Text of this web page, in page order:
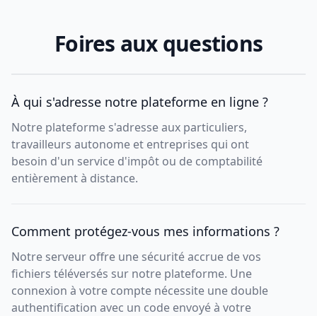
Foires aux questions
À qui s'adresse notre plateforme en ligne ?
Notre plateforme s'adresse aux particuliers,
travailleurs autonome et entreprises qui ont
besoin d'un service d'impôt ou de comptabilité
entièrement à distance.
Comment protégez-vous mes informations ?
Notre serveur offre une sécurité accrue de vos
fichiers téléversés sur notre plateforme. Une
connexion à votre compte nécessite une double
authentification avec un code envoyé à votre